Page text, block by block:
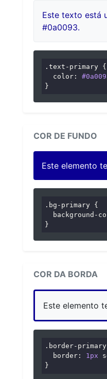
Este texto está
#0a0093.
.text-primary {
color :
}
COR DE FUNDO
Este elemento
.bg-primary {
background-
}
COR DA BORDA
Este elemento
.border-primary
border : 1px
}